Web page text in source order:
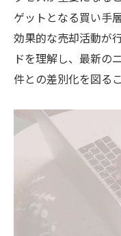
ゲットとなる買い手
効果的な売却活動が
ドを理解し、最新の
件との差別化を図る